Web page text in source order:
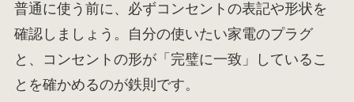
普通に使う前に、必ずコンセントの表記や形状を
確認しましょう。自分の使いたい家電のプラグ
と、コンセントの形が「完璧に一致」しているこ
とを確かめるのが鉄則です。